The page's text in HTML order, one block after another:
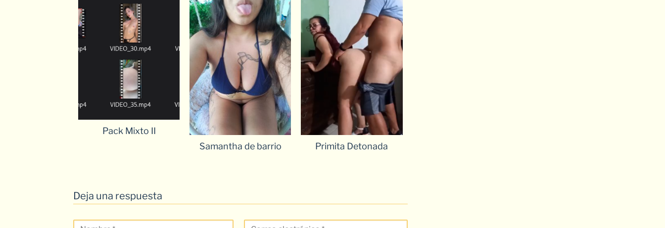
Pack Mixto II
Samantha de barrio
Primita Detonada
Deja una respuesta